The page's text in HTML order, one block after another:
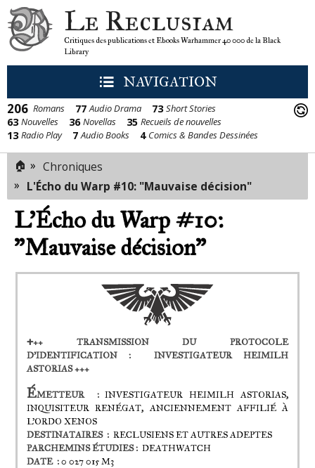
Le Reclusiam
Critiques des publications et Ebooks Warhammer 40 000 de la Black
Library
NAVIGATION
206 Romans 77 Audio Drama 73 Short Stories
63 Nouvelles 36 Novellas 35 Recueils de nouvelles
13 Radio Play 7 Audio Books 4 Comics & Bandes Dessinées
🏠 » Chroniques
» L'Écho du Warp #10: "Mauvaise décision"
L'Écho du Warp #10:
"Mauvaise décision"
+++ TRANSMISSION DU PROTOCOLE
D’IDENTIFICATION : INVESTIGATEUR HEIMILH
ASTORIAS +++
ÉMETTEUR :INVESTIGATEUR HEIMILH ASTORIAS,
INQUISITEUR RENÉGAT, ANCIENNEMENT AFFILIÉ À
L’ORDO XENOS
DESTINATAIRES : RECLUSIENS ET AUTRES ADEPTES
PARCHEMINS ÉTUDIES : DEATHWATCH
DATE :0 027 015 M3